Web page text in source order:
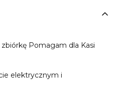
Pomagam dla Kasi
elektrycznym i